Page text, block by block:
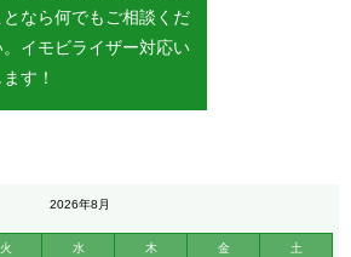
となら何でもご相談くだ
。イモビライザー対応い
す！
2026年8月
火 水 木 金 土